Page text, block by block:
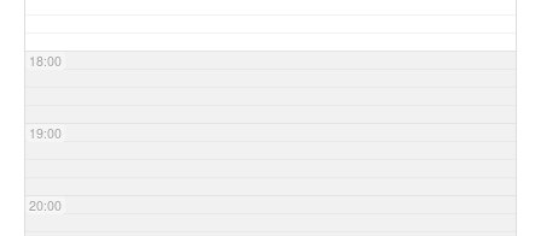
18:00
19:00
20:00